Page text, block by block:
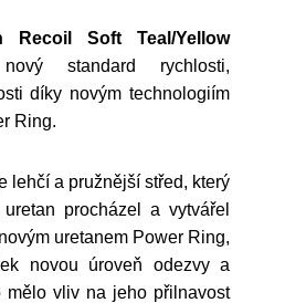
Recoil Soft Teal/Yellow
standard rychlosti,
díky novým technologiím
Ring.
lehčí a pružnější střed, který
procházel a vytvářel
uretanem Power Ring,
novou úroveň odezvy a
mělo vliv na jeho přilnavost